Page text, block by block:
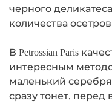
черного
количества
В Petrossian Paris
интересным
маленький
сразу тонет,